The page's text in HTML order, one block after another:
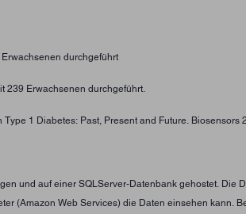
durchgeführt
239 Erwachsenen durchgeführt.
1 Diabetes: Past, Present and Future. Biosensors
und auf einer SQLServer-Datenbank gehostet. Die
(Amazon Web Services) die Daten einsehen kann.